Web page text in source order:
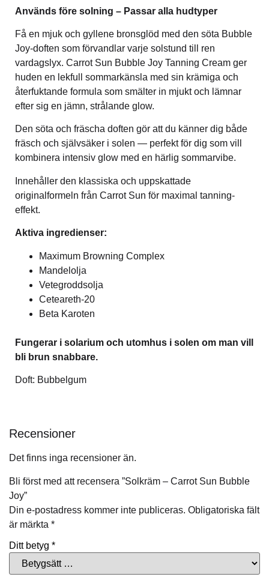
Används före solning – Passar alla hudtyper
Få en mjuk och gyllene bronsglöd med den söta Bubble
Joy-doften som förvandlar varje solstund till ren
vardagslyx. Carrot Sun Bubble Joy Tanning Cream ger
huden en lekfull sommarkänsla med sin krämiga och
återfuktande formula som smälter in mjukt och lämnar
efter sig en jämn, strålande glow.
Den söta och fräscha doften gör att du känner dig både
fräsch och självsäker i solen — perfekt för dig som vill
kombinera intensiv glow med en härlig sommarvibe.
Innehåller den klassiska och uppskattade
originalformeln från Carrot Sun för maximal tanning-
effekt.
Aktiva ingredienser:
Maximum Browning Complex
Mandelolja
Vetegroddsolja
Ceteareth-20
Beta Karoten
Fungerar i solarium och utomhus i solen om man vill
bli brun snabbare.
Doft: Bubbelgum
Recensioner
Det finns inga recensioner än.
Bli först med att recensera ”Solkräm – Carrot Sun Bubble
Joy”
Din e-postadress kommer inte publiceras. Obligatoriska fält
är märkta *
Ditt betyg *